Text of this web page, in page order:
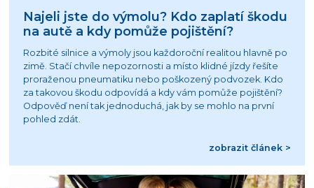
Najeli jste do výmolu? Kdo zaplatí škodu
na autě a kdy pomůže pojištění?
Rozbité silnice a výmoly jsou každoroční realitou hlavně po
zimě. Stačí chvíle nepozornosti a místo klidné jízdy řešíte
proraženou pneumatiku nebo poškozený podvozek. Kdo
za takovou škodu odpovídá a kdy vám pomůže pojištění?
Odpověď není tak jednoduchá, jak by se mohlo na první
pohled zdát.
zobrazit článek >